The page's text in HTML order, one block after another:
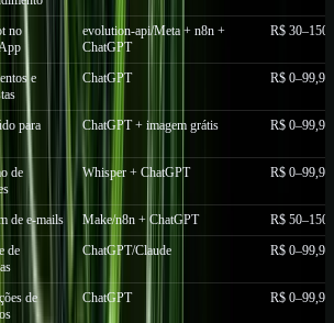
no
evolution-api/Meta + n8n +
ChatGPT
R$ 30–150
e
ChatGPT R$ 0–99,99
para
ChatGPT + imagem grátis R$ 0–99,99
de
Whisper + ChatGPT R$ 0–99,99
de e-mails Make/n8n + ChatGPT
R$ 50–150
de
ChatGPT/Claude R$ 0–99,99
de
ChatGPT R$ 0–99,99